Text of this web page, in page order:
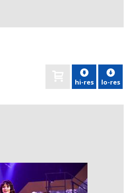
hi-res lo-res